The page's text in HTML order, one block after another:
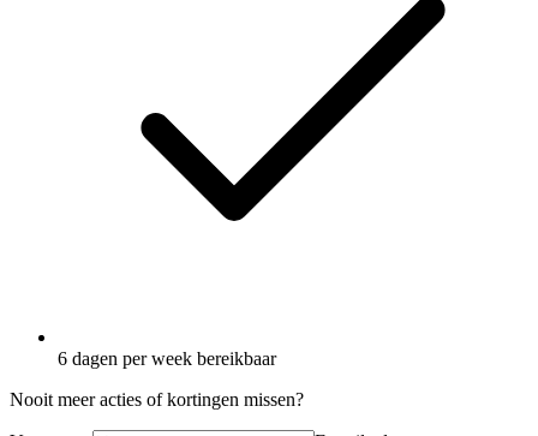
6 dagen per week bereikbaar
Nooit meer acties of kortingen missen?